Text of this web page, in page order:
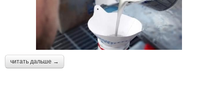
читать дальше →